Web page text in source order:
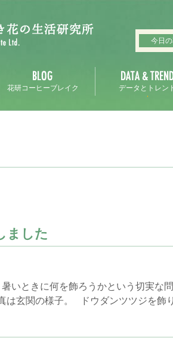
今日
花研コーヒーブレイク データとトレン
ました
いときに何を飾ろうかという切実な
玄関の様子。 ドウダンツツジを飾